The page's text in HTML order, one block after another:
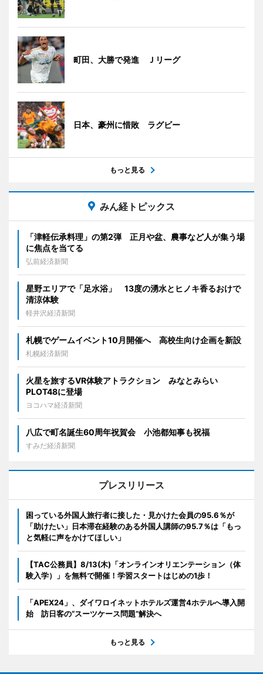
町田、大勝で発進 Ｊリーグ
日本、豪州に惜敗 ラグビー
もっと見る
みん経トピックス
「津軽伝承料理」の第2弾 正月や盆、農事など人が集う場
に焦点を当てる
弘前経済新聞
星野エリアで「足水浴」 13度の湧水とヒノキ香るおけで
清涼体験
軽井沢経済新聞
札幌でゲームイベント10月開催へ 高校生向け企画を新設
札幌経済新聞
火星を旅するVR体験アトラクション みなとみらい
PLOT48に登場
ヨコハマ経済新聞
八広で町名誕生60周年祝賀会 小池都知事も祝福
すみだ経済新聞
プレスリリース
困っている外国人旅行者に接した・見かけた会員の95.6％が
「助けたい」日本滞在経験のある外国人講師の95.7％は「もっ
と気軽に声をかけてほしい」
【TAC公務員】8/13(木)「オンラインオリエンテーション（体
験入学）」を無料で開催！学習スタートはじめの1歩！
「APEX24」、ダイワロイネットホテルズ運営4ホテルへ導入開
始 訪日客の“スーツケース問題”解決へ
もっと見る